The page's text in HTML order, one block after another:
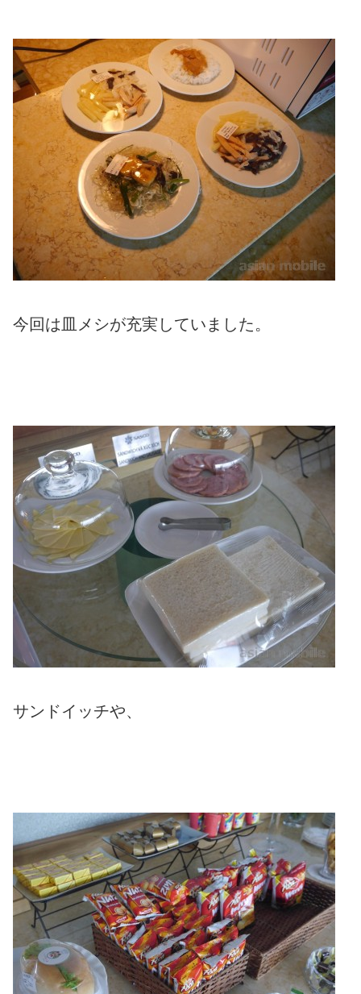
今回は皿メシが充実していました。
サンドイッチや、